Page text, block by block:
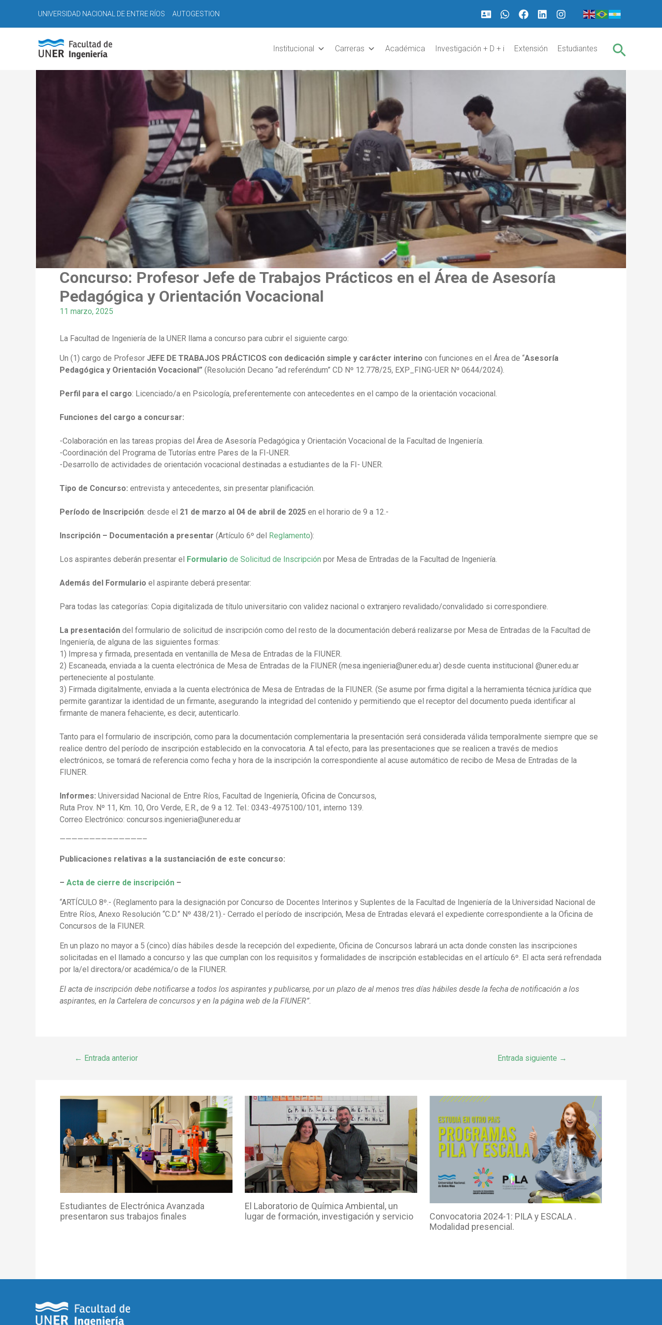
contenido
UNIVERSIDAD NACIONAL DE ENTRE RÍOS AUTOGESTION
Institucional Carreras Académica Investigación + D + i Extensión Estudiantes Buscar
Concurso: Profesor Jefe de Trabajos Prácticos en el Área de Asesoría
Pedagógica y Orientación Vocacional
11 marzo, 2025
La Facultad de Ingeniería de la UNER llama a concurso para cubrir el siguiente cargo:
Un (1) cargo de Profesor JEFE DE TRABAJOS PRÁCTICOS con dedicación simple y carácter interino con funciones en el Área de “Asesoría
Pedagógica y Orientación Vocacional” (Resolución Decano “ad referéndum” CD Nº 12.778/25, EXP_FING-UER Nº 0644/2024).
Perfil para el cargo: Licenciado/a en Psicología, preferentemente con antecedentes en el campo de la orientación vocacional.
Funciones del cargo a concursar:
-Colaboración en las tareas propias del Área de Asesoría Pedagógica y Orientación Vocacional de la Facultad de Ingeniería.
-Coordinación del Programa de Tutorías entre Pares de la FI-UNER.
-Desarrollo de actividades de orientación vocacional destinadas a estudiantes de la FI- UNER.
Tipo de Concurso: entrevista y antecedentes, sin presentar planificación.
Período de Inscripción: desde el 21 de marzo al 04 de abril de 2025 en el horario de 9 a 12.-
Inscripción – Documentación a presentar (Artículo 6º del Reglamento):
Los aspirantes deberán presentar el Formulario de Solicitud de Inscripción por Mesa de Entradas de la Facultad de Ingeniería.
Además del Formulario el aspirante deberá presentar:
Para todas las categorías: Copia digitalizada de título universitario con validez nacional o extranjero revalidado/convalidado si correspondiere.
La presentación del formulario de solicitud de inscripción como del resto de la documentación deberá realizarse por Mesa de Entradas de la Facultad de
Ingeniería, de alguna de las siguientes formas:
1) Impresa y firmada, presentada en ventanilla de Mesa de Entradas de la FIUNER.
2) Escaneada, enviada a la cuenta electrónica de Mesa de Entradas de la FIUNER (mesa.ingenieria@uner.edu.ar) desde cuenta institucional @uner.edu.ar
perteneciente al postulante.
3) Firmada digitalmente, enviada a la cuenta electrónica de Mesa de Entradas de la FIUNER. (Se asume por firma digital a la herramienta técnica jurídica que
permite garantizar la identidad de un firmante, asegurando la integridad del contenido y permitiendo que el receptor del documento pueda identificar al
firmante de manera fehaciente, es decir, autenticarlo.
Tanto para el formulario de inscripción, como para la documentación complementaria la presentación será considerada válida temporalmente siempre que se
realice dentro del período de inscripción establecido en la convocatoria. A tal efecto, para las presentaciones que se realicen a través de medios
electrónicos, se tomará de referencia como fecha y hora de la inscripción la correspondiente al acuse automático de recibo de Mesa de Entradas de la
FIUNER.
Informes: Universidad Nacional de Entre Ríos, Facultad de Ingeniería, Oficina de Concursos,
Ruta Prov. Nº 11, Km. 10, Oro Verde, E.R., de 9 a 12. Tel.: 0343-4975100/101, interno 139.
Correo Electrónico: concursos.ingenieria@uner.edu.ar
——————————————–
Publicaciones relativas a la sustanciación de este concurso:
– Acta de cierre de inscripción –
“ARTÍCULO 8º.- (Reglamento para la designación por Concurso de Docentes Interinos y Suplentes de la Facultad de Ingeniería de la Universidad Nacional de
Entre Ríos, Anexo Resolución “C.D.” Nº 438/21).- Cerrado el período de inscripción, Mesa de Entradas elevará el expediente correspondiente a la Oficina de
Concursos de la FIUNER.
En un plazo no mayor a 5 (cinco) días hábiles desde la recepción del expediente, Oficina de Concursos labrará un acta donde consten las inscripciones
solicitadas en el llamado a concurso y las que cumplan con los requisitos y formalidades de inscripción establecidas en el artículo 6º. El acta será refrendada
por la/el directora/or académica/o de la FIUNER.
El acta de inscripción debe notificarse a todos los aspirantes y publicarse, por un plazo de al menos tres días hábiles desde la fecha de notificación a los
aspirantes, en la Cartelera de concursos y en la página web de la FIUNER”.
de
entradas
← Entrada anterior Entrada siguiente →
Estudiantes de Electrónica Avanzada
presentaron sus trabajos finales
El Laboratorio de Química Ambiental, un
lugar de formación, investigación y servicio
Convocatoria 2024-1: PILA y ESCALA .
Modalidad presencial.